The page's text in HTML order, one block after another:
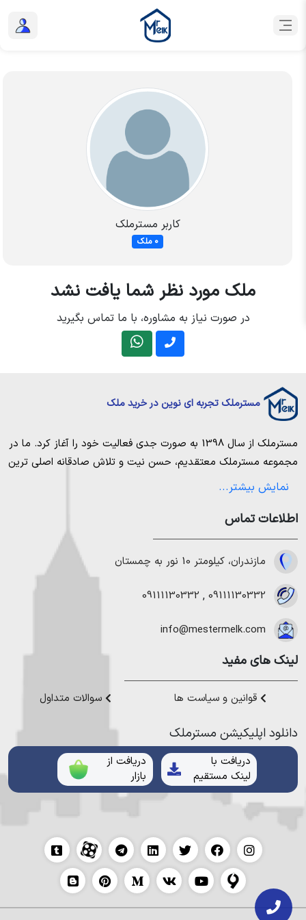
کاربر مسترملک
0 ملک
ملک مورد نظر شما یافت نشد
در صورت نیاز به مشاوره، با ما تماس بگیرید
مسترملک تجربه ای نوین در خرید ملک
مسترملک
از سال 1398 به صورت جدی فعالیت خود را آغاز کرد. ما در
مجموعه مسترملک معتقدیم، حسن نیت و تلاش صادقانه اصلی ترین
عامل پیروزی و موفقیت در حوزه املاک بوده و از این رو تمام مساعی
مشتریانمان به ارمغان بیاوریم. مسترملک صرفاً در شهر های مرکزی
مازندران خرید و فروش ملک انجام می‌دهد. برای
خرید ملک در شمال
،خرید زمین در نور ، خرید زمین در چمستان
خرید زمین در نوشهر
خرید زمین در رویان خرید زمین در محمودآبادو همینطورخرید
ویلا در شمال،خرید ویلا در نور،خرید ویلا در چمستان
خرید ویلا
هموطنان عزیز خدمت کنیم.
نمایش بیشتر...
اطلاعات تماس
مازندران، کیلومتر 10 نور به چمستان
09111130332
,
09111130332
info@mestermelk.com
لینک های مفید
قوانین و سیاست ها سوالات متداول
دانلود اپلیکیشن مستر‌ملک
دریافت با
لینک مستقیم
دریافت از
بازار